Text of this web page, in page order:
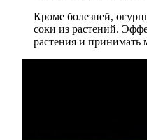
Кроме болезней,
соки из растений.
растения и принимать